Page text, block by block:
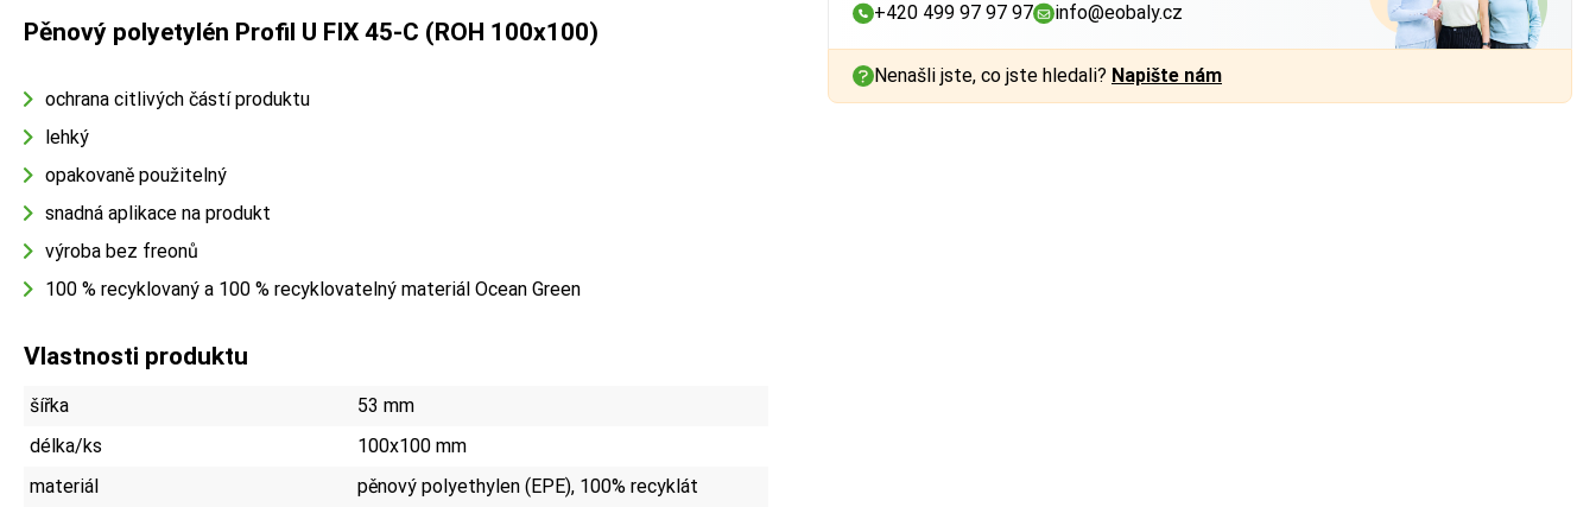
+420 499 97 97 97 info@eobaly.cz
Nenašli jste, co jste hledali? Napište nám
Pěnový polyetylén Profil U FIX 45-C (ROH 100x100)
ochrana citlivých částí produktu
lehký
opakovaně použitelný
snadná aplikace na produkt
výroba bez freonů
100 % recyklovaný a 100 % recyklovatelný materiál Ocean Green
Vlastnosti produktu
šířka
53 mm
délka/ks
100x100 mm
materiál
pěnový polyethylen (EPE), 100% recyklát